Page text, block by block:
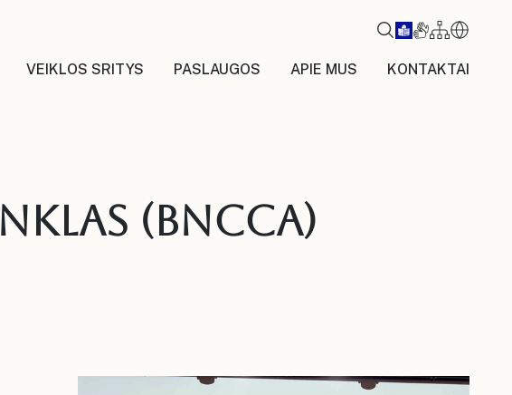
VEIKLOS SRITYS PASLAUGOS APIE MUS KONTAKTAI
(BNCCA)